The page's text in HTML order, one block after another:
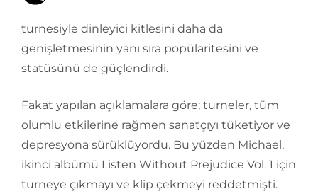
turnesiyle dinleyici kitlesini daha da
genişletmesinin yanı sıra popülaritesini ve
statüsünü de güçlendirdi.
Fakat yapılan açıklamalara göre; turneler, tüm
olumlu etkilerine rağmen sanatçıyı tüketiyor ve
depresyona sürüklüyordu. Bu yüzden Michael,
ikinci albümü Listen Without Prejudice Vol. 1 için
turneye çıkmayı ve klip çekmeyi reddetmişti.